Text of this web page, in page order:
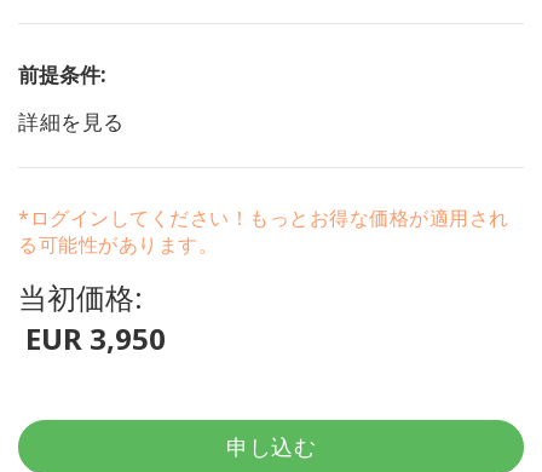
前提条件:
詳細を見る
*ログインしてください！もっとお得な価格が適用され
る可能性があります。
当初価格:
EUR 3,950
申し込む